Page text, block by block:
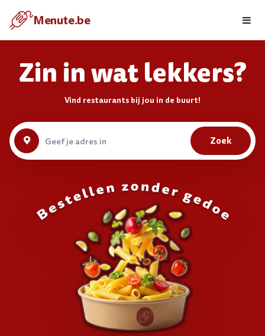
Menute.be
Menute.be
Zin in wat lekkers?
Vind restaurants bij jou in de buurt!
Zoek